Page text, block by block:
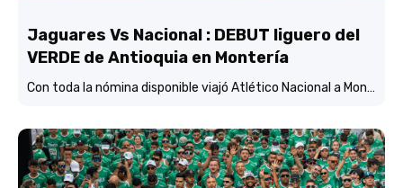
Jaguares Vs Nacional : DEBUT liguero del
VERDE de Antioquia en Montería
Con toda la nómina disponible viajó Atlético Nacional a Montería y está concentrado y listo para enfrentar mañana (3:45 p.m.) a Jaguares de Córdoba en el estadio Jaraguay.